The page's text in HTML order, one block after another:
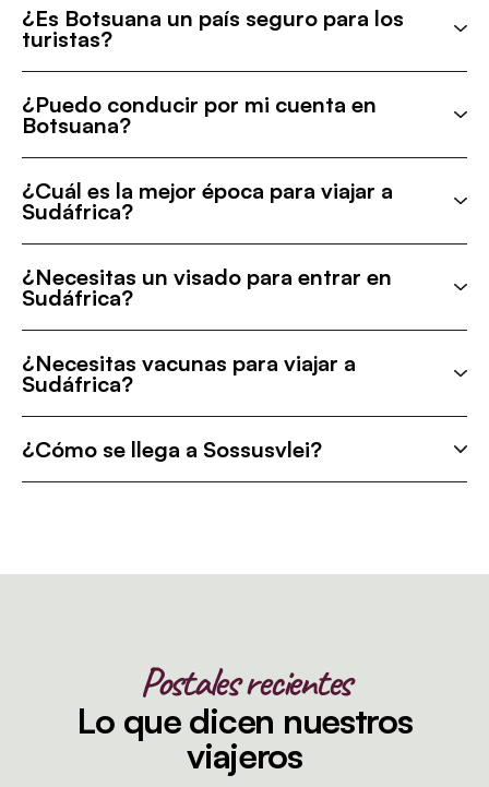
¿Es Botsuana un país seguro para los
turistas?
¿Puedo conducir por mi cuenta en
Botsuana?
¿Cuál es la mejor época para viajar a
Sudáfrica?
¿Necesitas un visado para entrar en
Sudáfrica?
¿Necesitas vacunas para viajar a
Sudáfrica?
¿Cómo se llega a Sossusvlei?
Postales recientes
Lo que dicen nuestros
viajeros